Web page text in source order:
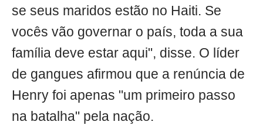
se seus maridos estão no Haiti. Se
vocês vão governar o país, toda a sua
família deve estar aqui", disse. O líder
de gangues afirmou que a renúncia de
Henry foi apenas "um primeiro passo
na batalha" pela nação.